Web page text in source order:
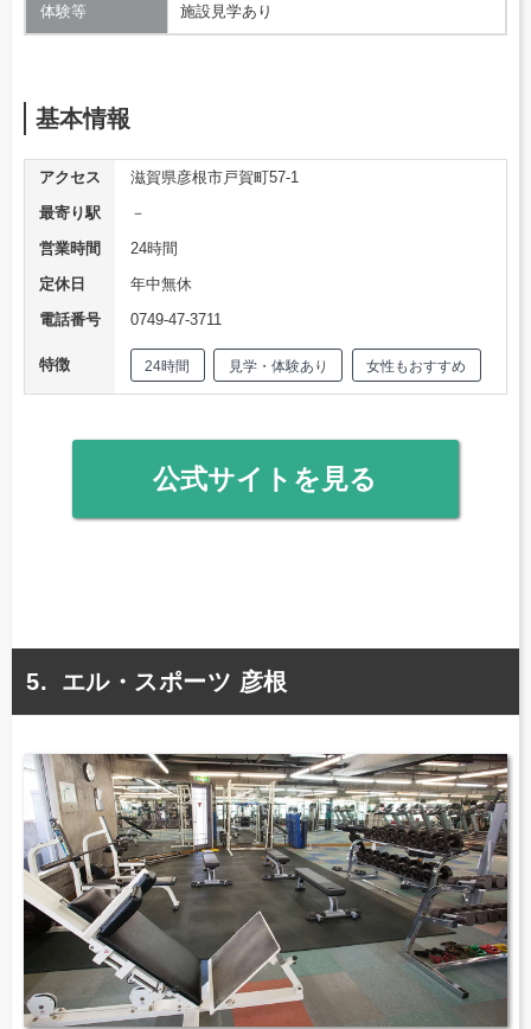
体験等 施設見学あり
基本情報
アクセス
滋賀県彦根市戸賀町57-1
最寄り駅
－
営業時間
24時間
定休日
年中無休
電話番号
0749-47-3711
特徴 24時間 見学・体験あり 女性もおすすめ
公式サイトを見る
エル・スポーツ 彦根